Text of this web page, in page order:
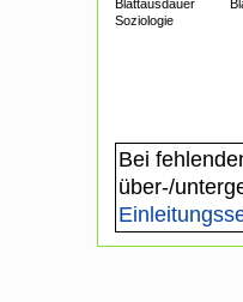
Blattausdauer
Soziologie
Bei
über-/